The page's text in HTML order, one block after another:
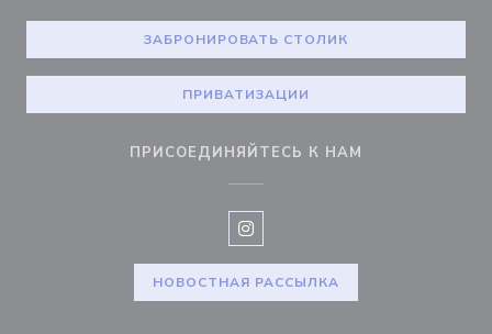
ЗАБРОНИРОВАТЬ СТОЛИК
ПРИВАТИЗАЦИИ
ПРИСОЕДИНЯЙТЕСЬ К НАМ
Instagram ((открывается в
НОВОСТНАЯ РАССЫЛКА